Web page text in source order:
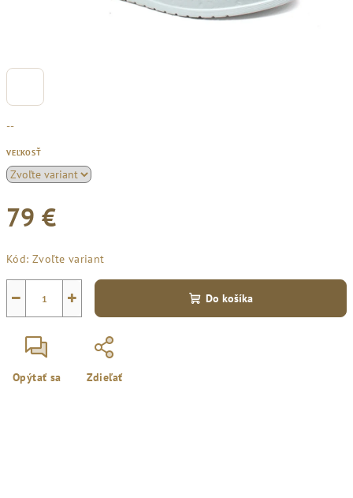
--
VEĽKOSŤ
79 €
cena:
Kód: Zvoľte variant
+
− Do košíka
Opýtať sa Zdieľať